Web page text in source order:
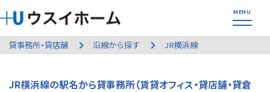
貸事務所・貸店舗 沿線から探す JR横浜線
JR横浜線の駅名から貸事務所（賃貸オフィス・貸店舗・貸倉